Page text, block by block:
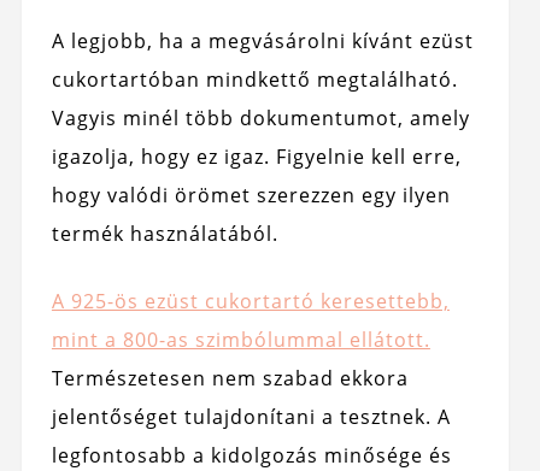
A legjobb, ha a megvásárolni kívánt ezüst
cukortartóban mindkettő megtalálható.
Vagyis minél több dokumentumot, amely
igazolja, hogy ez igaz. Figyelnie kell erre,
hogy valódi örömet szerezzen egy ilyen
termék használatából.
A 925-ös ezüst cukortartó keresettebb,
mint a 800-as szimbólummal ellátott.
Természetesen nem szabad ekkora
jelentőséget tulajdonítani a tesztnek. A
legfontosabb a kidolgozás minősége és